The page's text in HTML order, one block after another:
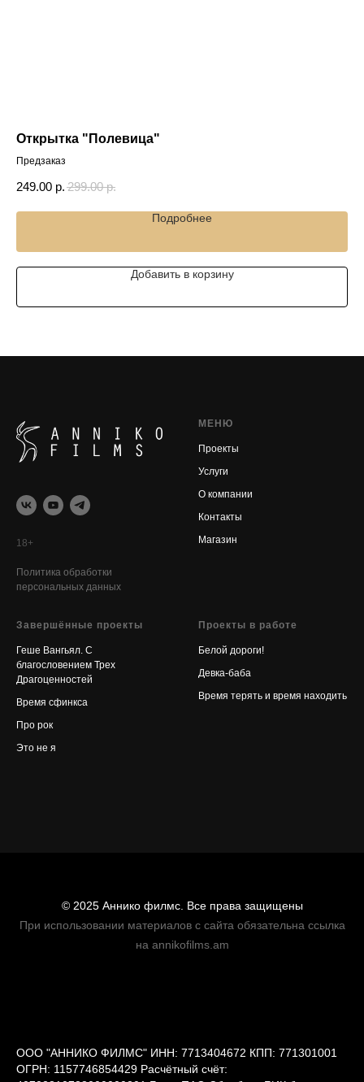
Открытка "Полевица"
Предзаказ
249.00 р. 299.00 р.
Подробнее
Добавить в корзину
18+
Политика обработки
персональных данных
МЕНЮ
Проекты
Услуги
О компании
Контакты
Магазин
Завершённые проекты
Геше Вангьял. С
благословением Трех
Драгоценностей
Время сфинкса
Про рок
Это не я
Проекты в работе
Белой дороги!
Девка-баба
Время терять и время находить
© 2025 Аннико филмс. Все права защищены
При использовании материалов с сайта обязательна ссылка
на annikofilms.am
ООО "АННИКО ФИЛМС" ИНН: 7713404672 КПП: 771301001
ОГРН: 1157746854429 Расчётный счёт: